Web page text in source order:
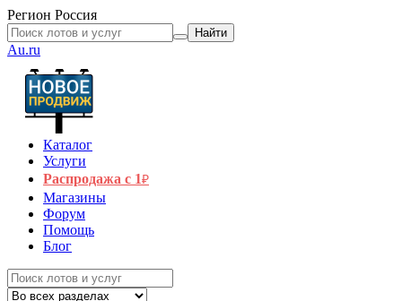
Регион Россия
Найти
Au.ru
Каталог
Услуги
Распродажа с 1₽
Магазины
Форум
Помощь
Блог